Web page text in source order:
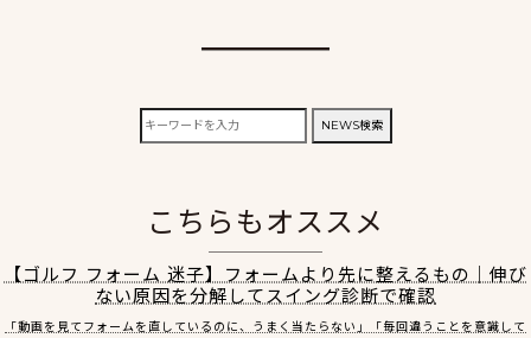
検
索:
NEWS検索
こちらもオススメ
【ゴルフ フォーム 迷子】フォームより先に整えるもの｜伸び
ない原因を分解してスイング診断で確認
「動画を見てフォームを直しているのに、うまく当たらない」「毎回違うことを意識して